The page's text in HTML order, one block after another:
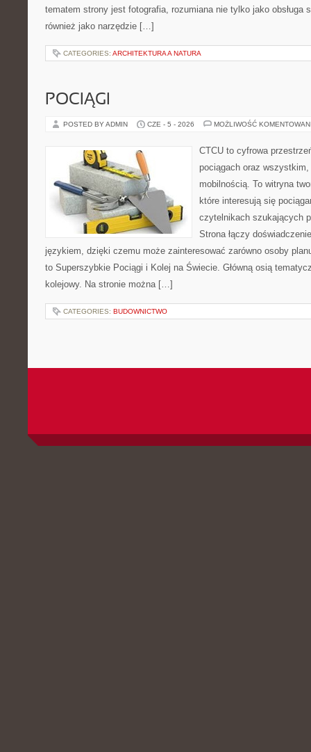
tematem strony jest fotografia, rozumiana nie tylko jako obsługa
również jako narzędzie […]
CATEGORIES: ARCHITEKTURA A NATURA
POCIĄGI
POSTED BY ADMIN CZE - 5 - 2026 MOŻLIWOŚĆ
CTCU to cyfrowa
pociągach oraz
mobilnością. To witryna
które interesują się
czytelnikach szukających
Strona łączy
językiem, dzięki czemu może zainteresować zarówno osoby
to Superszybkie Pociągi i Kolej na Świecie. Główną osią
kolejowy. Na stronie można […]
CATEGORIES: BUDOWNICTWO